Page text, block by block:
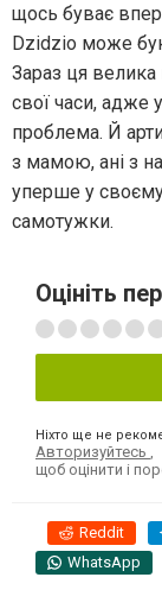
щось буває
Dzidzio може
Зараз ця
свої часи, адже
проблема. Й
з мамою, ані з
уперше у
самотужки.
Оцініть
Ніхто ще не
Авторизуйтесь ,
щоб оцінити і
Reddit
WhatsApp